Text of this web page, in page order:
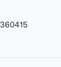
360415